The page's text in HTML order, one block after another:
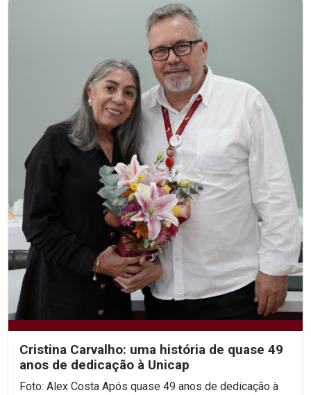
Cristina Carvalho: uma história de quase 49
anos de dedicação à Unicap
Foto: Alex Costa Após quase 49 anos de dedicação à